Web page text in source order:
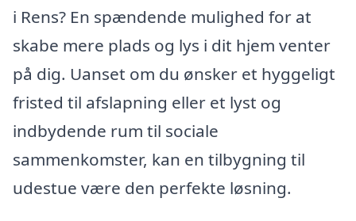
i Rens? En spændende mulighed for at
skabe mere plads og lys i dit hjem venter
på dig. Uanset om du ønsker et hyggeligt
fristed til afslapning eller et lyst og
indbydende rum til sociale
sammenkomster, kan en tilbygning til
udestue være den perfekte løsning.